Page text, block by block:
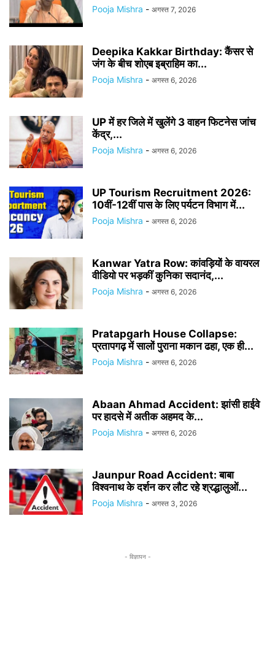
Pooja Mishra - अगस्त 7, 2026
Deepika Kakkar Birthday: कैंसर से
जंग के बीच शोएब इब्राहिम का...
Pooja Mishra - अगस्त 6, 2026
UP में हर जिले में खुलेंगे 3 वाहन फिटनेस जांच
केंद्र,...
Pooja Mishra - अगस्त 6, 2026
UP Tourism Recruitment 2026:
10वीं-12वीं पास के लिए पर्यटन विभाग में...
Pooja Mishra - अगस्त 6, 2026
Kanwar Yatra Row: कांवड़ियों के वायरल
वीडियो पर भड़कीं कुनिका सदानंद,...
Pooja Mishra - अगस्त 6, 2026
Pratapgarh House Collapse:
प्रतापगढ़ में सालों पुराना मकान ढहा, एक ही...
Pooja Mishra - अगस्त 6, 2026
Abaan Ahmad Accident: झांसी हाईवे
पर हादसे में अतीक अहमद के...
Pooja Mishra - अगस्त 6, 2026
Jaunpur Road Accident: बाबा
विश्वनाथ के दर्शन कर लौट रहे श्रद्धालुओं...
Pooja Mishra - अगस्त 3, 2026
- विज्ञापन -